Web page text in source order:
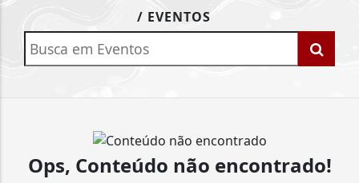
/ EVENTOS
Ops, Conteúdo não encontrado!